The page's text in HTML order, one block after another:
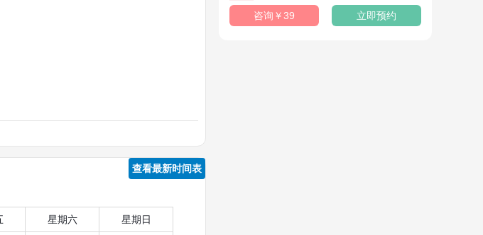
查看最新时间表
星期六 星期日
咨询￥39
立即预约